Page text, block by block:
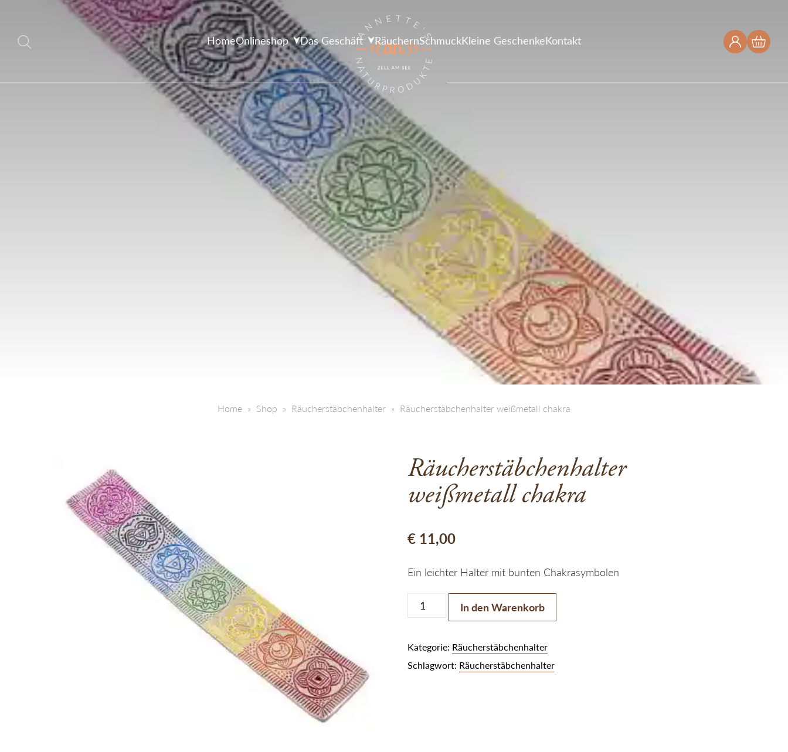
HomeOnlineshop Das Geschäft RäuchernSchmuckKleine GeschenkeKontakt
Home Shop Räucherstäbchenhalter Räucherstäbchenhalter weißmetall chakra
Räucherstäbchenhalter
weißmetall chakra
€ 11,00
Ein leichter Halter mit bunten Chakrasymbolen
Räucherstäbchenhalter weißmetall chakra Menge
In den Warenkorb
Kategorie: Räucherstäbchenhalter
Schlagwort: Räucherstäbchenhalter